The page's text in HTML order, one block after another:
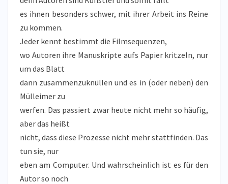
es ihnen besonders schwer, mit ihrer Arbeit ins Reine
zu kommen.
Jeder kennt bestimmt die Filmsequenzen,
wo Autoren ihre Manuskripte aufs Papier kritzeln, nur
um das Blatt
dann zusammenzuknüllen und es in (oder neben) den
Mülleimer zu
werfen. Das passiert zwar heute nicht mehr so häufig,
aber das heißt
nicht, dass diese Prozesse nicht mehr stattfinden. Das
tun sie, nur
eben am Computer. Und wahrscheinlich ist es für den
Autor so noch